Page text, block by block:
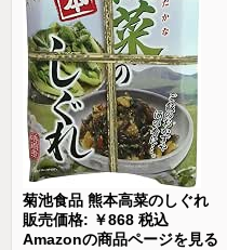
菊池食品 熊本高菜のしぐれ
販売価格: ￥868 税込
Amazonの商品ページを見る